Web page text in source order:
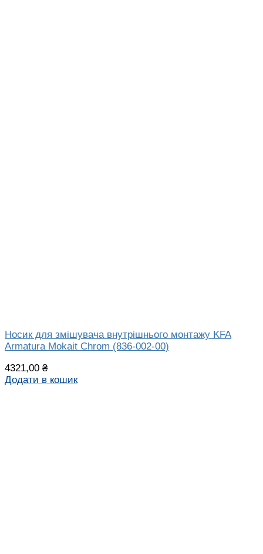
Носик для змішувача внутрішнього монтажу KFA
Armatura Mokait Chrom (836-002-00)
4321,00 ₴
Додати в кошик